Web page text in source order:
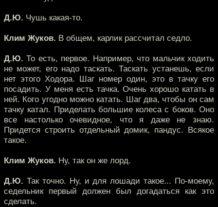
Д.Ю. Чушь какая-то.
Клим Жуков. В общем, карлик рассчитал седло.
Д.Ю. То есть, первое. Например, что мальчик ходить
не может, его надо таскать. Таскать устанешь, если
нет этого Ходора. Шаг номер один, это в тачку его
посадить. У меня есть тачка. Очень хорошо катать в
ней. Кого угодно можно катать. Шаг два, чтобы он сам
тачку катал. Приделать большие колеса с боков. Оно
все настолько очевидное, что я даже не знаю.
Придется строить отдельный домик, пандус. Всякое
такое.
Клим Жуков. Ну, так он же лорд.
Д.Ю. Так точно. Ну, и для лошади такое... По-моему,
седельник первый должен был догадаться как это
сделать.